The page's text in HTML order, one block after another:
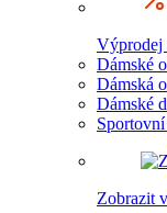
Výprodej
Dámské
Dámská
Dámské
Zobrazit